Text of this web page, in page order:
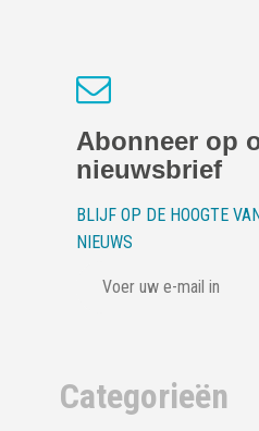
Abonneer op
nieuwsbrief
BLIJF OP DE HOOGTE
NIEUWS
Categorieën